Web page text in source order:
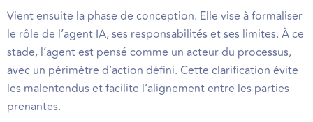
Vient ensuite la phase de conception. Elle vise à formaliser
le rôle de l’agent IA, ses responsabilités et ses limites. À ce
stade, l’agent est pensé comme un acteur du processus,
avec un périmètre d’action défini. Cette clarification évite
les malentendus et facilite l’alignement entre les parties
prenantes.